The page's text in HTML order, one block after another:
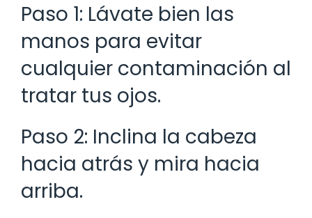
Paso 1: Lávate bien las
manos para evitar
cualquier contaminación al
tratar tus ojos.
Paso 2: Inclina la cabeza
hacia atrás y mira hacia
arriba.